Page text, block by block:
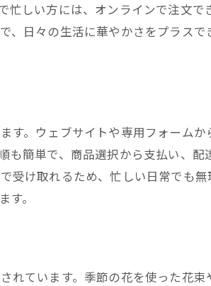
しい方には、オンラインで注文
、日々の生活に華やかさをプラス
。ウェブサイトや専用フォーム
簡単で、商品選択から支払い、
受け取れるため、忙しい日常でも
。
ています。季節の花を使った花